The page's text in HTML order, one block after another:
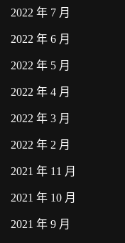
2022 年 7 月
2022 年 6 月
2022 年 5 月
2022 年 4 月
2022 年 3 月
2022 年 2 月
2021 年 11 月
2021 年 10 月
2021 年 9 月